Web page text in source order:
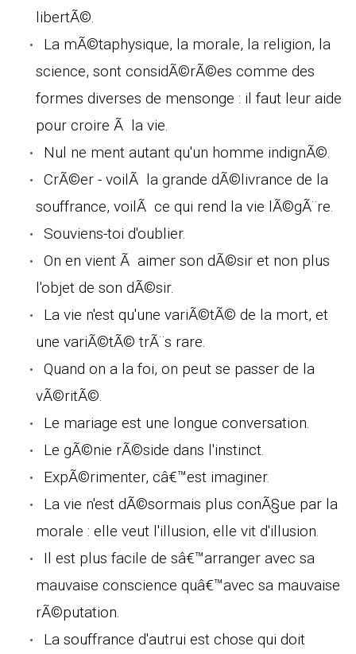
libertÃ©.
La mÃ©taphysique, la morale, la religion, la
science, sont considÃ©rÃ©es comme des
formes diverses de mensonge : il faut leur aide
pour croire Ã la vie.
Nul ne ment autant qu'un homme indignÃ©.
CrÃ©er - voilÃ la grande dÃ©livrance de la
souffrance, voilÃ ce qui rend la vie lÃ©gÃ¨re.
Souviens-toi d'oublier.
On en vient Ã aimer son dÃ©sir et non plus
l'objet de son dÃ©sir.
La vie n'est qu'une variÃ©tÃ© de la mort, et
une variÃ©tÃ© trÃ¨s rare.
Quand on a la foi, on peut se passer de la
vÃ©ritÃ©.
Le mariage est une longue conversation.
Le gÃ©nie rÃ©side dans l'instinct.
ExpÃ©rimenter, câ€™est imaginer.
La vie n'est dÃ©sormais plus conÃ§ue par la
morale : elle veut l'illusion, elle vit d'illusion.
Il est plus facile de sâ€™arranger avec sa
mauvaise conscience quâ€™avec sa mauvaise
rÃ©putation.
La souffrance d'autrui est chose qui doit